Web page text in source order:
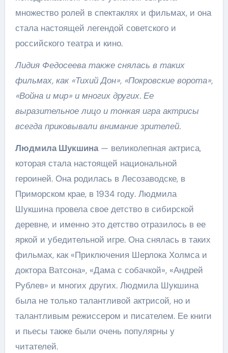
множество ролей в спектаклях и фильмах, и она
стала настоящей легендой советского и
российского театра и кино.
Лидия Федосеева также снялась в таких
фильмах, как «Тихий Дон», «Покровские ворота»,
«Война и мир» и многих других. Ее
выразительное лицо и тонкая игра актрисы
всегда приковывали внимание зрителей.
Людмила Шукшина— великолепная актриса,
которая стала настоящей национальной
героиней. Она родилась в Лесозаводске, в
Приморском крае, в 1934 году. Людмила
Шукшина провела свое детство в сибирской
деревне, и именно это детство отразилось в ее
яркой и убедительной игре. Она снялась в таких
фильмах, как «Приключения Шерлока Холмса и
доктора Ватсона», «Дама с собачкой», «Андрей
Рублев» и многих других. Людмила Шукшина
была не только талантливой актрисой, но и
талантливым режиссером и писателем. Ее книги
и пьесы также были очень популярны у
читателей.